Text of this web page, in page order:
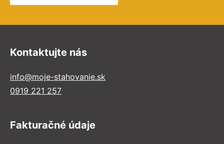
Kontaktujte nás
info@moje-stahovanie.sk
0919 221 257
Fakturačné údaje